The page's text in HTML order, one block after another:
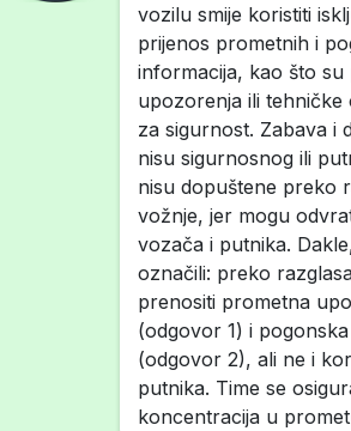
vozilu smije koristiti
prijenos prometnih i
informacija, kao što su
upozorenja ili tehničke
za sigurnost. Zabava i
nisu sigurnosnog ili
nisu dopuštene preko
vožnje, jer mogu
vozača i putnika.
označili: preko
prenositi prometna
(odgovor 1) i
(odgovor 2), ali ne i
putnika. Time se
koncentracija u